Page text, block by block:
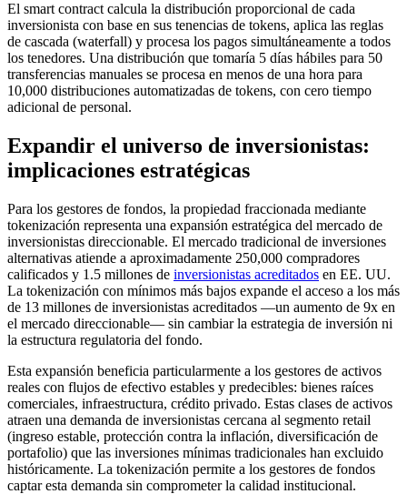
El smart contract calcula la distribución proporcional de cada
inversionista con base en sus tenencias de tokens, aplica las reglas
de cascada (waterfall) y procesa los pagos simultáneamente a todos
los tenedores. Una distribución que tomaría 5 días hábiles para 50
transferencias manuales se procesa en menos de una hora para
10,000 distribuciones automatizadas de tokens, con cero tiempo
adicional de personal.
Expandir el universo de inversionistas:
implicaciones estratégicas
Para los gestores de fondos, la propiedad fraccionada mediante
tokenización representa una expansión estratégica del mercado de
inversionistas direccionable. El mercado tradicional de inversiones
alternativas atiende a aproximadamente 250,000 compradores
calificados y 1.5 millones de inversionistas acreditados en EE. UU.
La tokenización con mínimos más bajos expande el acceso a los más
de 13 millones de inversionistas acreditados —un aumento de 9x en
el mercado direccionable— sin cambiar la estrategia de inversión ni
la estructura regulatoria del fondo.
Esta expansión beneficia particularmente a los gestores de activos
reales con flujos de efectivo estables y predecibles: bienes raíces
comerciales, infraestructura, crédito privado. Estas clases de activos
atraen una demanda de inversionistas cercana al segmento retail
(ingreso estable, protección contra la inflación, diversificación de
portafolio) que las inversiones mínimas tradicionales han excluido
históricamente. La tokenización permite a los gestores de fondos
captar esta demanda sin comprometer la calidad institucional.